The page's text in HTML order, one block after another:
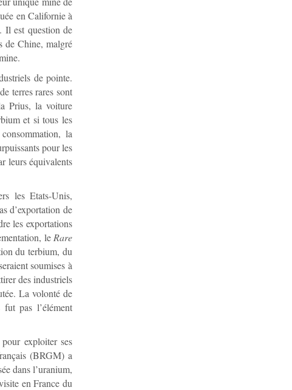
en Californie à
. Il est question de
de Chine, malgré
de pointe.
terres rares sont
Prius, la voiture
et si tous les
la
pour les
leurs équivalents
les Etats-Unis,
d’exportation de
les exportations
le Rare
du terbium, du
soumises à
des industriels
La volonté de
pas l’élément
exploiter ses
(BRGM) a
dans l’uranium,
en France du